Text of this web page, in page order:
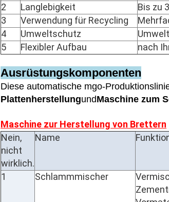
2
Langlebigkeit
Bis zu
3
Verwendung für Recycling
4
Umweltschutz
5
Flexibler Aufbau nach
Ausrüstungskomponenten
Diese automatische mgo-
PlattenherstellungundMaschine zum
Maschine zur Herstellung von Brettern
Nein,
nicht
wirklich.
Name
1 Schlammmischer